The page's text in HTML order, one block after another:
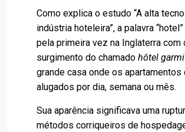
Como explica o estudo “A alta
indústria hoteleira”, a palavra
pela primeira vez na Inglaterra com
surgimento do chamado hôtel garmi
grande casa onde os apartamentos
alugados por dia, semana ou mês.
Sua aparência significava uma
métodos corriqueiros de